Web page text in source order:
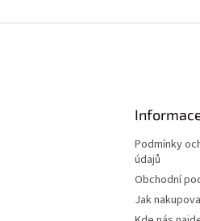
Podmínky
údajů
Obchodní
Jak